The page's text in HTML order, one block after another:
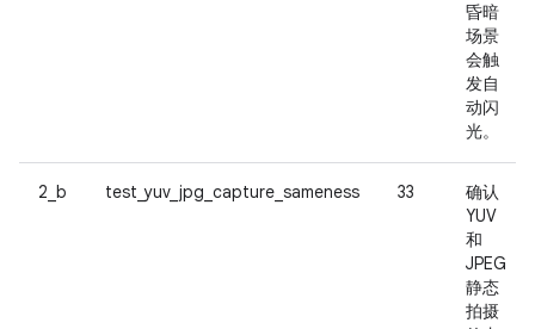
昏暗
场景
会触
发自
动闪
光。
2_b test_yuv_jpg_capture_sameness 33
确认
YUV
和
JPEG
静态
拍摄